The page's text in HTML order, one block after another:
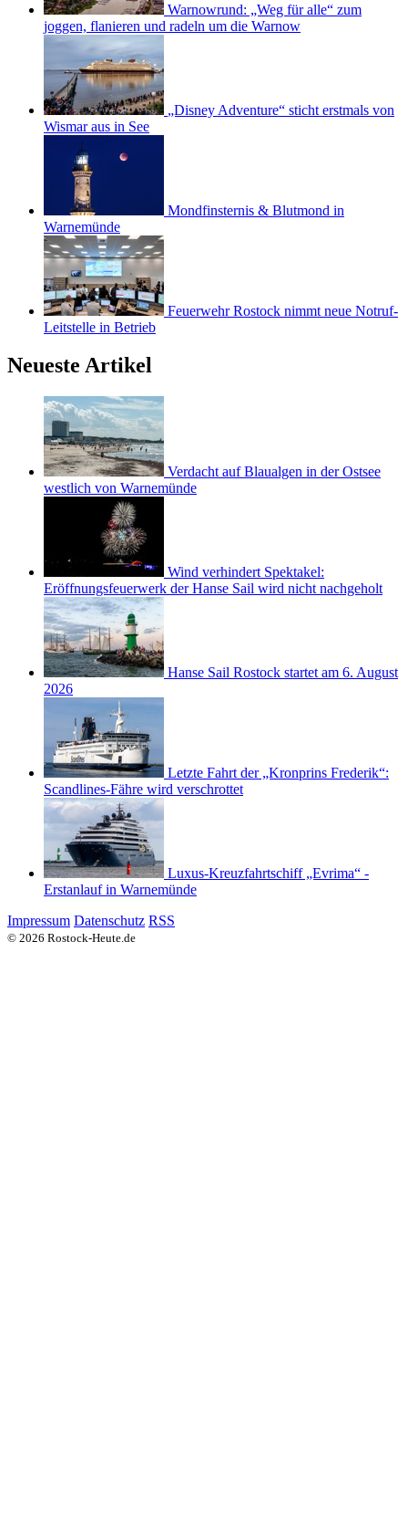
Warnowrund: „Weg für alle“ zum
joggen, flanieren und radeln um die Warnow
„Disney Adventure“ sticht erstmals von
Wismar aus in See
Mondfinsternis & Blutmond in
Warnemünde
Feuerwehr Rostock nimmt neue Notruf-
Leitstelle in Betrieb
Neueste Artikel
Verdacht auf Blaualgen in der Ostsee
westlich von Warnemünde
Wind verhindert Spektakel:
Eröffnungsfeuerwerk der Hanse Sail wird nicht nachgeholt
Hanse Sail Rostock startet am 6. August
2026
Letzte Fahrt der „Kronprins Frederik“:
Scandlines-Fähre wird verschrottet
Luxus-Kreuzfahrtschiff „Evrima“ -
Erstanlauf in Warnemünde
Impressum Datenschutz RSS
© 2026 Rostock-Heute.de